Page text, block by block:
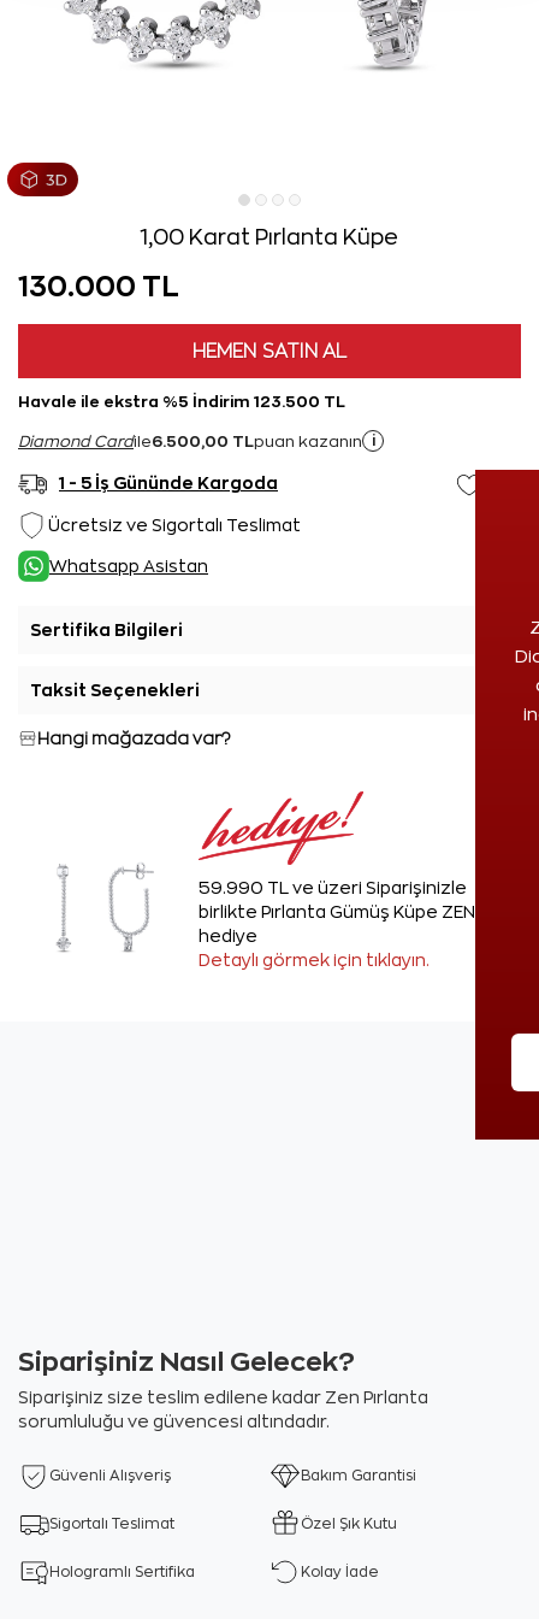
1,00 Karat Pırlanta Küpe
130.000 TL
HEMEN SATIN AL
Havale ile ekstra %5 İndirim 123.500 TL
Diamond Cardile6.500,00 TL puan kazanın i
1 - 5 İş Gününde Kargoda
Ücretsiz ve Sigortalı Teslimat
Whatsapp Asistan
Sertifika Bilgileri
Taksit Seçenekleri
Hangi mağazada var?
59.990 TL ve üzeri Siparişinizle
birlikte Pırlanta Gümüş Küpe ZEN'den
hediye
Detaylı görmek için tıklayın.
Siparişiniz Nasıl Gelecek?
Siparişiniz size teslim edilene kadar Zen Pırlanta
sorumluluğu ve güvencesi altındadır.
Güvenli Alışveriş Bakım Garantisi
Sigortalı Teslimat Özel Şık Kutu
Hologramlı Sertifika Kolay İade